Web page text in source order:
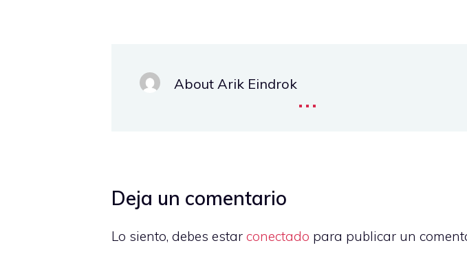
About Arik Eindrok...
Deja un comentario
Lo siento, debes estar conectado para publicar un